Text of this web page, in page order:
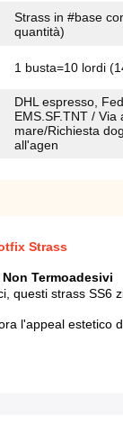
Strass in #base
quantità)
1 busta=10 lordi
DHL espresso,
EMS.SF.TNT / Via
mare/Richiesta
all'agen
Strass
Termoadesivi
questi strass SS6
l'appeal estetico